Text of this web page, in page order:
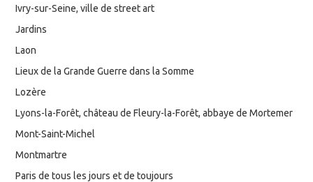
Ivry-sur-Seine, ville de street art
Jardins
Laon
Lieux de la Grande Guerre dans la Somme
Lozère
Lyons-la-Forêt, château de Fleury-la-Forêt, abbaye de Mortemer
Mont-Saint-Michel
Montmartre
Paris de tous les jours et de toujours